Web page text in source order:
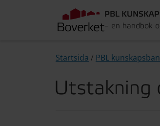
PBL
– en handbok
Startsida / PBL
Utstakning